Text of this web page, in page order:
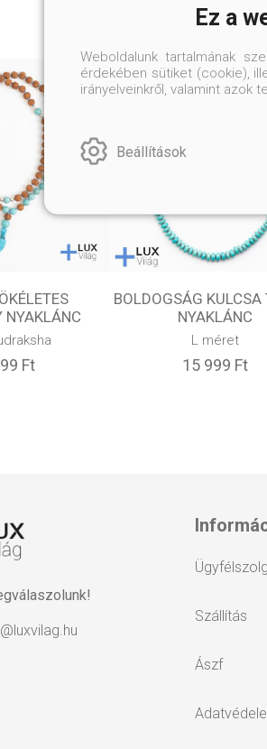
NYAKLÁNC
Ft
BOLDOGSÁG KULCSA
NYAKLÁNC
L méret
15 999 Ft
szállítás
ászf
Ez a
Weboldalunk tartalmának
érdekében sütiket (cookie),
irányelveinkről, valamint azok
Beállítások